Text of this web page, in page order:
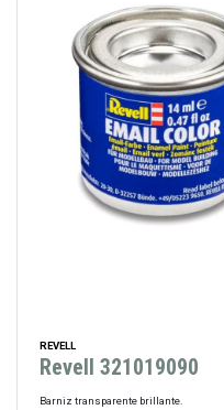
REVELL
Revell 321019090
Barniz transparente brillante.